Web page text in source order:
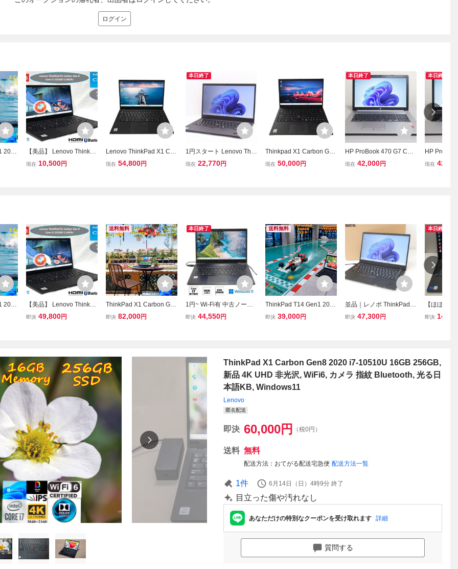
ログイン
2020
【美品】 Lenovo ThinkPa
d X1 Carbon Gen8◆Cor
現在 10,500円
Lenovo ThinkPad X1 Car
bon Gen8 2020年製 Core
現在 54,800円
本日終了
1円スタート Lenovo Thin
kPad X1 Carbon 8ｔｈ G
現在 22,770円
Thinkpad X1 Carbon Gen
8 i7-10510U/16GB/SSD2
現在 50,000円
本日終了
HP ProBook 470 G7 Core
i7 10510U 2.30GHz/16G
現在 42,000円
本日終了
HP
i7 10510U
現在
2020
【美品】 Lenovo ThinkPa
d X1 Carbon Gen8◆Cor
即決 49,800円
送料無料
ThinkPad X1 Carbon Gen
9 2021 i7-1185G7 16GB,
即決 82,000円
本日終了
1円~ Wi-Fi有 中古ノート
パソコン 東芝 G83/FP Co
即決 44,550円
送料無料
ThinkPad T14 Gen1 2020
i5-10310U 16GB, Transc
即決 39,000円
並品｜レノボ ThinkPad X
1 Carbon Gen 8（i7-105
即決 47,300円
本日終了
【ほぼ未
GBメモリ
即決
ThinkPad X1 Carbon Gen8 2020 i7-10510U 16GB 256GB,
新品 4K UHD 非光沢, WiFi6, カメラ 指紋 Bluetooth, 光る日
本語KB, Windows11
Lenovo
匿名配送
即決 60,000円 （税0円）
送料 無料
配送方法 おてがる配送宅急便 配送方法一覧
1件 6月14日（日）4時9分 終了
目立った傷や汚れなし
あなただけの特別なクーポンを受け取れます 詳細
質問する